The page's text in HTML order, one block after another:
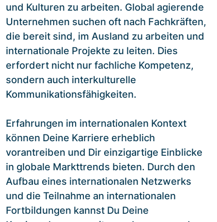
und Kulturen zu arbeiten. Global agierende
Unternehmen suchen oft nach Fachkräften,
die bereit sind, im Ausland zu arbeiten und
internationale Projekte zu leiten. Dies
erfordert nicht nur fachliche Kompetenz,
sondern auch interkulturelle
Kommunikationsfähigkeiten.
Erfahrungen im internationalen Kontext
können Deine Karriere erheblich
vorantreiben und Dir einzigartige Einblicke
in globale Markttrends bieten. Durch den
Aufbau eines internationalen Netzwerks
und die Teilnahme an internationalen
Fortbildungen kannst Du Deine